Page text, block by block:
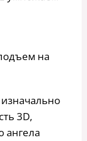
на
3D,
ангела